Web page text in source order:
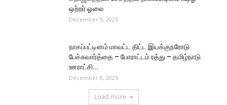
ஒற்றர் ஓலை
December 9, 2025
நாகப்பட்டினம் மாவட்ட திட்ட இயக்குநரோடு
பேச்சுவார்த்தை – போராட்டம் ரத்து – தமிழ்நாடு
ஊராட்சி...
December 8, 2025
Load more